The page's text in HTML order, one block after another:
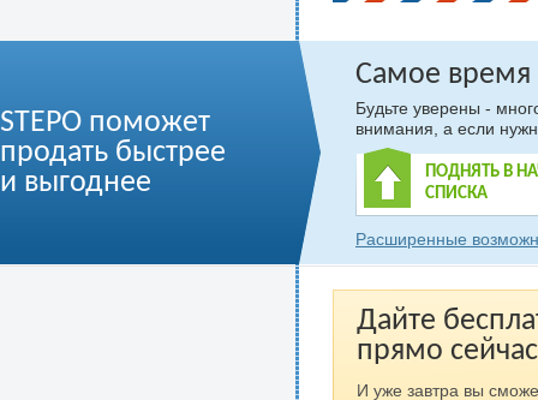
STEPO поможет
продать быстрее
и выгоднее
Самое время
Будьте уверены -
внимания, а если
ПОДНЯТЬ В
СПИСКА
Расширенные
Дайте
прямо
И уже завтра вы